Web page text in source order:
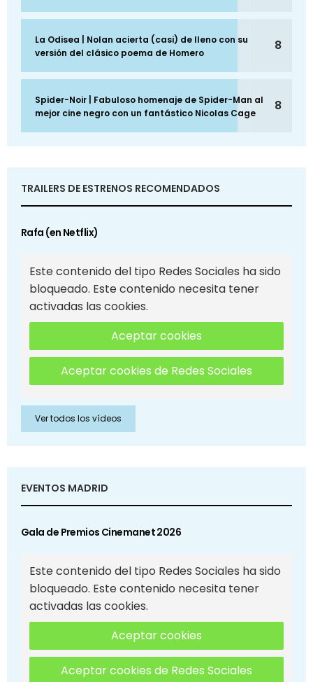
La Odisea | Nolan acierta (casi) de lleno con su
versión del clásico poema de Homero
8
Spider-Noir | Fabuloso homenaje de Spider-Man al
mejor cine negro con un fantástico Nicolas Cage
8
TRAILERS DE ESTRENOS RECOMENDADOS
Rafa (en Netflix)
Este contenido del tipo Redes Sociales ha sido
bloqueado. Este contenido necesita tener
activadas las cookies.
Aceptar cookies
Aceptar cookies de Redes Sociales
Ver todos los vídeos
EVENTOS MADRID
Gala de Premios Cinemanet 2026
Este contenido del tipo Redes Sociales ha sido
bloqueado. Este contenido necesita tener
activadas las cookies.
Aceptar cookies
Aceptar cookies de Redes Sociales